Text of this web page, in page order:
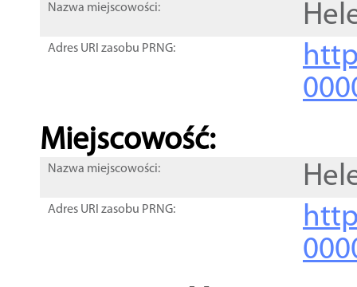
Nazwa miejscowości:
Adres URI zasobu PRNG:
Miejscowość:
Nazwa miejscowości:
Adres URI zasobu PRNG: